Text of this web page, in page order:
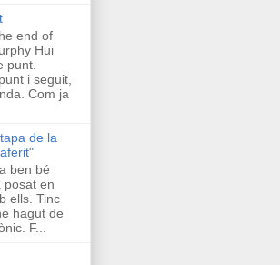
end of
Hui
punt.
i seguit,
Com ja
de la
ben bé
posat en
ells. Tinc
hagut de
F...